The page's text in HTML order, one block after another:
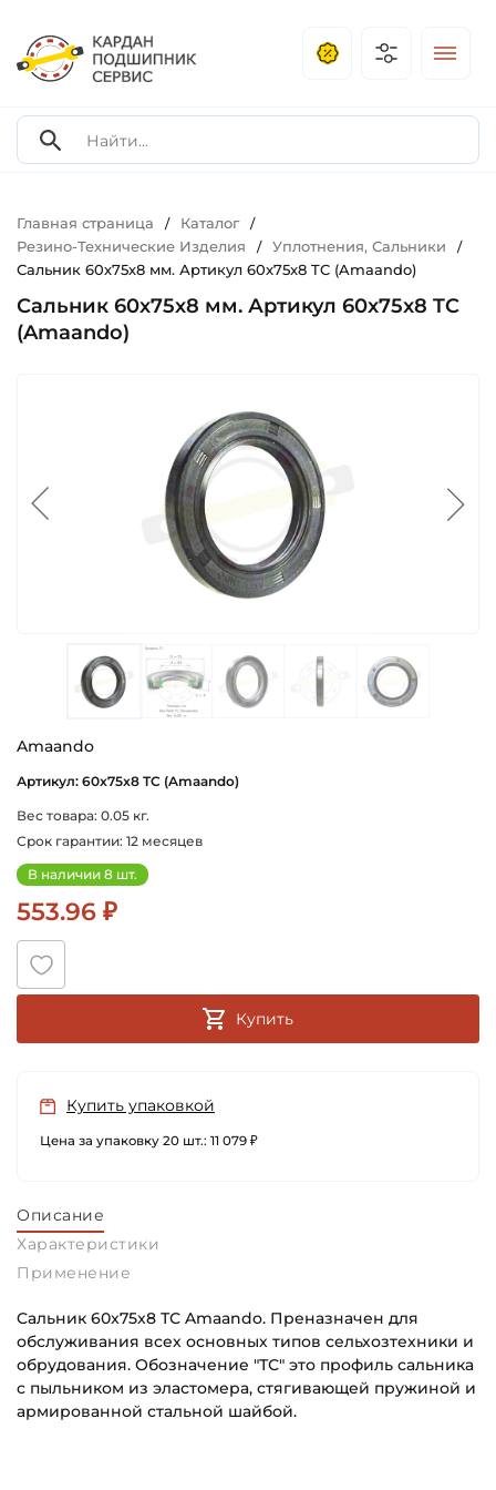
Главная страница / Каталог /
Резино-Технические Изделия / Уплотнения, Сальники /
Сальник 60х75х8 мм. Артикул 60x75x8 TC (Amaando)
Сальник 60х75х8 мм. Артикул 60x75x8 TC
(Amaando)
Amaando
Артикул: 60x75x8 TC (Amaando)
Вес товара: 0.05 кг.
Срок гарантии: 12 месяцев
В наличии 8 шт.
553.96 ₽
Купить
Купить упаковкой
Цена за упаковку 20 шт.: 11 079 ₽
Описание
Характеристики
Применение
Cальник 60x75x8 ТС Amaando. Преназначен для
обслуживания всех основных типов сельхозтехники и
обрудования. Обозначение "ТС" это профиль сальника
с пыльником из эластомера, стягивающей пружиной и
армированной стальной шайбой.